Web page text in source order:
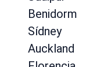
Benidorm
Sídney
Auckland